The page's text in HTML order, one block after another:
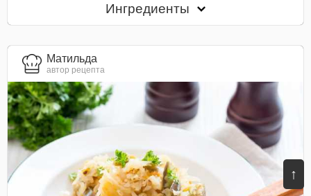
↑
Ингредиенты
Матильда
автор рецепта